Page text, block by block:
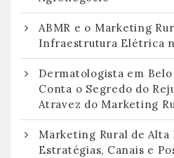
ABMR e o Marketing
Infraestrutura Elétrica
Dermatologista em
Conta o Segredo do
Atravez do Marketing
Marketing Rural de Alta
Estratégias, Canais e